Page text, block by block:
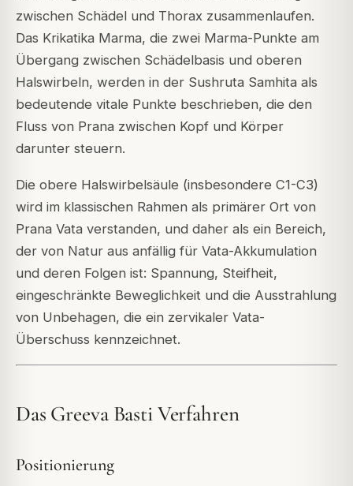
zwischen Schädel und Thorax zusammenlaufen.
Das Krikatika Marma, die zwei Marma-Punkte am
Übergang zwischen Schädelbasis und oberen
Halswirbeln, werden in der Sushruta Samhita als
bedeutende vitale Punkte beschrieben, die den
Fluss von Prana zwischen Kopf und Körper
darunter steuern.
Die obere Halswirbelsäule (insbesondere C1-C3)
wird im klassischen Rahmen als primärer Ort von
Prana Vata verstanden, und daher als ein Bereich,
der von Natur aus anfällig für Vata-Akkumulation
und deren Folgen ist: Spannung, Steifheit,
eingeschränkte Beweglichkeit und die Ausstrahlung
von Unbehagen, die ein zervikaler Vata-
Überschuss kennzeichnet.
Das Greeva Basti Verfahren
Positionierung